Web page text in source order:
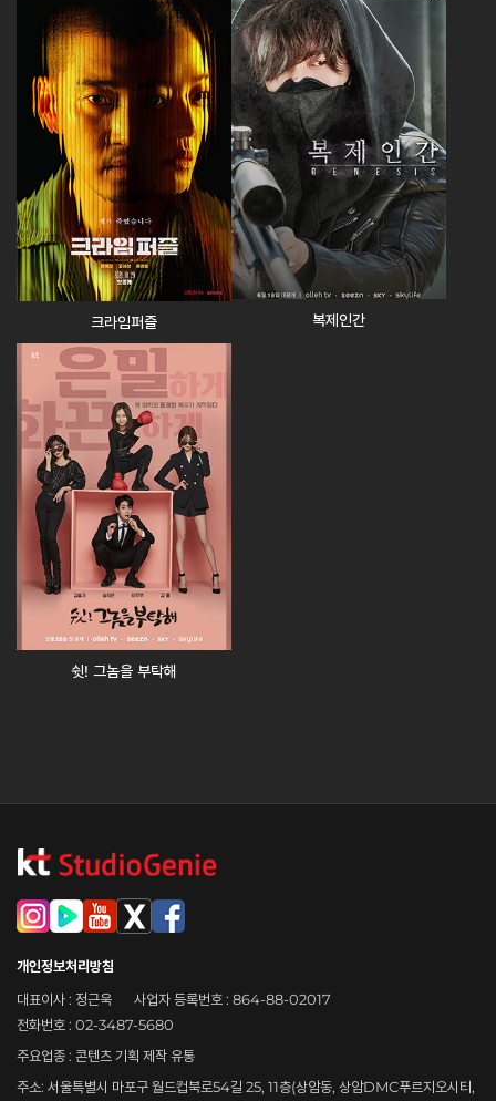
크라임퍼즐 복제인간
쉿! 그놈을 부탁해
개인정보처리방침
대표이사 : 정근욱
사업자 등록번호 : 864-88-02017
전화번호 : 02-3487-5680
주요업종 : 콘텐츠 기획 제작 유통
주소: 서울특별시 마포구 월드컵북로54길 25, 11층(상암동, 상암DMC푸르지오시티,